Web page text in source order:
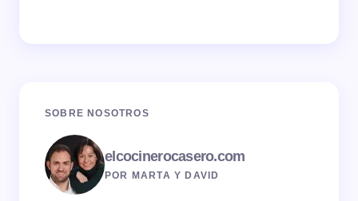
SOBRE NOSOTROS
elcocinerocasero.com
POR MARTA Y DAVID